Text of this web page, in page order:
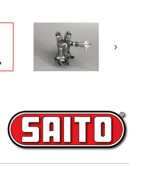
›